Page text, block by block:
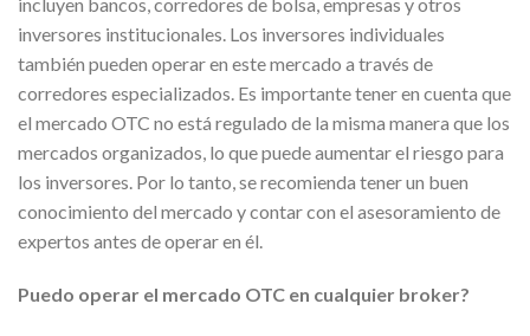
inversores institucionales. Los inversores individuales
también pueden operar en este mercado a través de
corredores especializados. Es importante tener en cuenta que
el mercado OTC no está regulado de la misma manera que los
mercados organizados, lo que puede aumentar el riesgo para
los inversores. Por lo tanto, se recomienda tener un buen
conocimiento del mercado y contar con el asesoramiento de
expertos antes de operar en él.
Puedo operar el mercado OTC en cualquier broker?